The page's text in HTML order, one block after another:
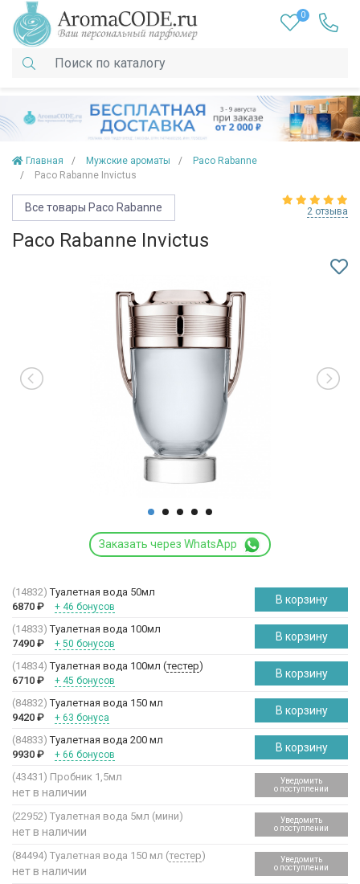
0
Главная Мужские ароматы
Paco Rabanne
Paco Rabanne Invictus
Все товары Paco Rabanne 2 отзыва
Paco Rabanne Invictus
Заказать через WhatsApp
(14832) Туалетная вода 50мл
6870 ₽ + 46 бонусов
В корзину
(14833) Туалетная вода 100мл
7490 ₽ + 50 бонусов
В корзину
(14834) Туалетная вода 100мл (тестер)
6710 ₽ + 45 бонусов
В корзину
(84832) Туалетная вода 150 мл
9420 ₽ + 63 бонуса
В корзину
(84833) Туалетная вода 200 мл
9930 ₽ + 66 бонусов
В корзину
(43431) Пробник 1,5мл
нет в наличии
Уведомить
о поступлении
(22952) Туалетная вода 5мл (мини)
нет в наличии
Уведомить
о поступлении
(84494) Туалетная вода 150 мл (тестер)
нет в наличии
Уведомить
о поступлении